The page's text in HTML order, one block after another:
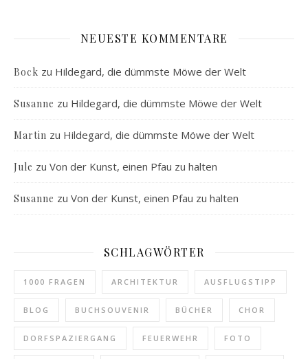
NEUESTE KOMMENTARE
Bock zu Hildegard, die dümmste Möwe der Welt
Susanne zu Hildegard, die dümmste Möwe der Welt
Martin zu Hildegard, die dümmste Möwe der Welt
Jule zu Von der Kunst, einen Pfau zu halten
Susanne zu Von der Kunst, einen Pfau zu halten
SCHLAGWÖRTER
1000 FRAGEN ARCHITEKTUR AUSFLUGSTIPP
BLOG BUCHSOUVENIR BÜCHER CHOR
DORFSPAZIERGANG FEUERWEHR FOTO